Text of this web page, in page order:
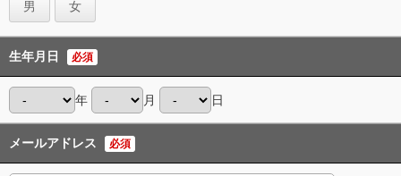
男 女
生年月日 必須
年 月 日
メールアドレス 必須